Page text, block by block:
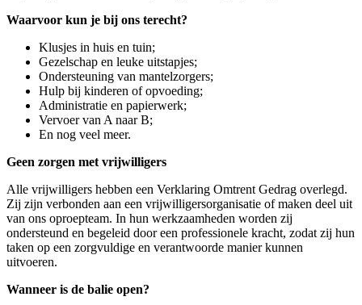
Waarvoor kun je bij ons terecht?
Klusjes in huis en tuin;
Gezelschap en leuke uitstapjes;
Ondersteuning van mantelzorgers;
Hulp bij kinderen of opvoeding;
Administratie en papierwerk;
Vervoer van A naar B;
En nog veel meer.
Geen zorgen met vrijwilligers
Alle vrijwilligers hebben een Verklaring Omtrent Gedrag overlegd.
Zij zijn verbonden aan een vrijwilligersorganisatie of maken deel uit
van ons oproepteam. In hun werkzaamheden worden zij
ondersteund en begeleid door een professionele kracht, zodat zij hun
taken op een zorgvuldige en verantwoorde manier kunnen
uitvoeren.
Wanneer is de balie open?